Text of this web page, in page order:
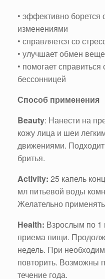
• эффективно борется
изменениями
• справляется со
• улучшает обмен
• помогает
бессонницей
Способ применения
Beauty: Нанести на
кожу лица и шеи
движениями.
бритья.
Activity: 25 капель
мл питьевой воды
Желательно
Health: Взрослым по 1
приема пищи.
недель. При
повторить. Возможны
течение года.